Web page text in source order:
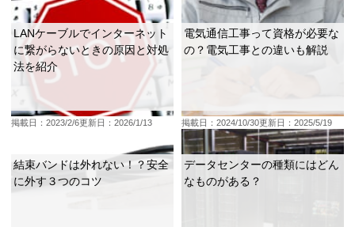
LANケーブルでインターネット
に繋がらないときの原因と対処
法を紹介
掲載日：2023/2/6更新日：2026/1/13
電気通信工事って資格が必要な
の？電気工事との違いも解説
掲載日：2024/10/30更新日：2025/5/19
結束バンドは外れない！？安全
に外す３つのコツ
データセンターの種類にはどん
なものがある？